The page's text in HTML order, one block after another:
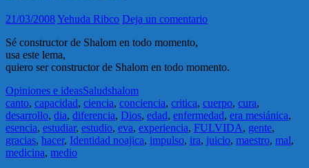
21/03/2008Yehuda Ribco Deja un comentario
Sé constructor de Shalom en todo momento,
usa este lema,
quiero ser constructor de Shalom en todo momento.
Opiniones e ideasSaludshalom
canto, capacidad, ciencia, conciencia, critica, cuerpo, cura,
desarrollo, dia, diferencia, Dios, edad, enfermedad, era mesiánica,
esencia, estudiar, estudio, eva, experiencia, FULVIDA, gente,
gracias, hacer, Identidad noajica, impulso, ira, juicio, maestro, mal,
medicina, medio